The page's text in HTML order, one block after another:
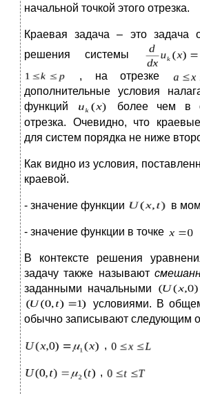
начальной точкой этого отрезка.
Краевая задача – это задача
решения системы
, на отрезке
дополнительные условия
функций
более чем в
отрезка. Очевидно, что
для систем порядка не ниже
Как видно из условия,
краевой.
- значение функции в
- значение функции в точке
В контексте решения
задачу также называют
заданными начальными
условиями. В
обычно записывают следующим
,
,